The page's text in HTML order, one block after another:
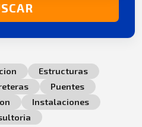
Estructuras
Puentes
Instalaciones